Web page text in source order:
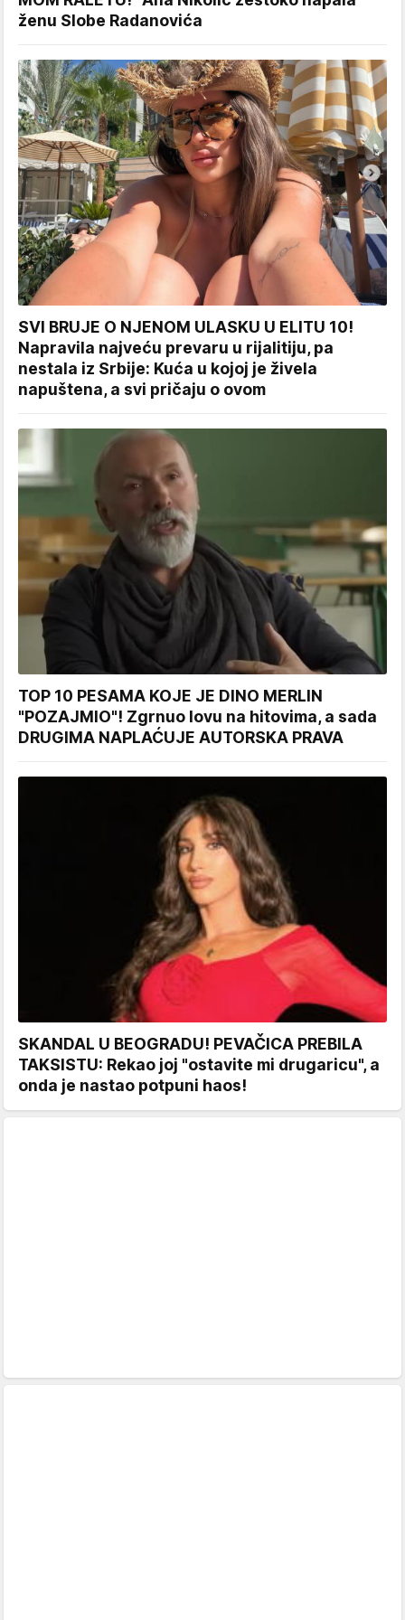
ženu Slobe Radanovića
SVI BRUJE O NJENOM ULASKU U ELITU 10!
Napravila najveću prevaru u rijalitiju, pa
nestala iz Srbije: Kuća u kojoj je živela
napuštena, a svi pričaju o ovom
TOP 10 PESAMA KOJE JE DINO MERLIN
"POZAJMIO"! Zgrnuo lovu na hitovima, a sada
DRUGIMA NAPLAĆUJE AUTORSKA PRAVA
SKANDAL U BEOGRADU! PEVAČICA PREBILA
TAKSISTU: Rekao joj "ostavite mi drugaricu", a
onda je nastao potpuni haos!